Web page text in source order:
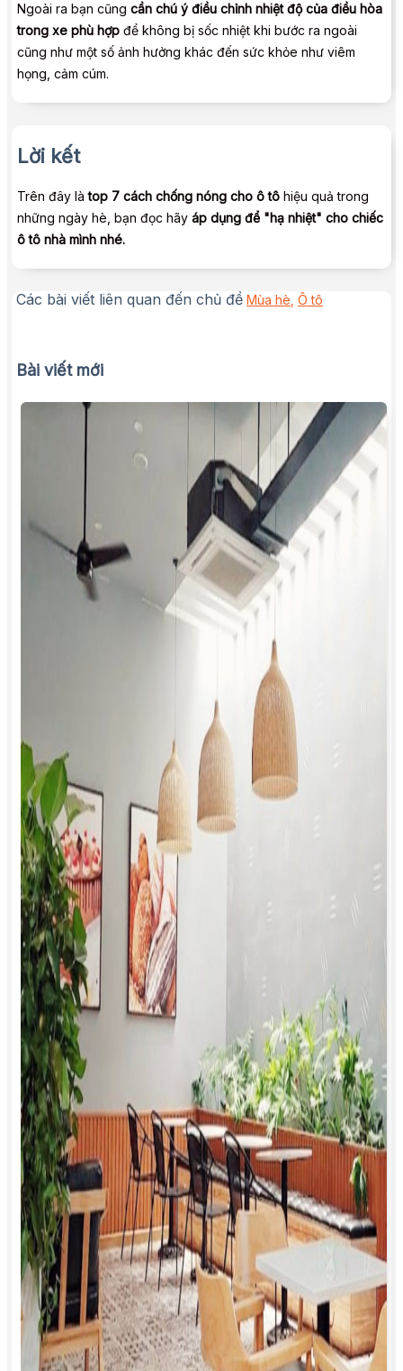
Ngoài ra bạn cũng cần chú ý điều chỉnh nhiệt độ của điều hòa
trong xe phù hợp để không bị sốc nhiệt khi bước ra ngoài
cũng như một số ảnh hưởng khác đến sức khỏe như viêm
họng, cảm cúm.
Lời kết
Trên đây làtop 7 cách chống nóng cho ô tô hiệu quả trong
những ngày hè, bạn đọc hãy áp dụng để "hạ nhiệt" cho chiếc
ô tô nhà mình nhé.
Các bài viết liên quan đến chủ đề Mùa hè Ô tô
Bài viết mới